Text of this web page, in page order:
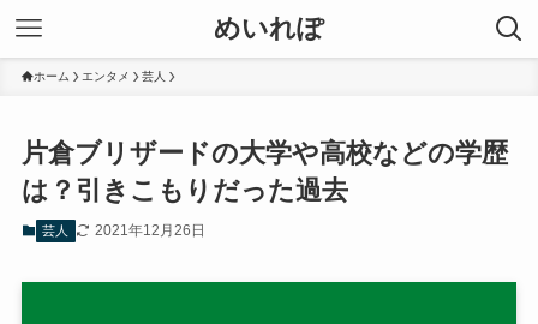
めいれぽ
ホーム エンタメ 芸人
片倉ブリザードの大学や高校などの学歴
は？引きこもりだった過去
芸人 2021年12月26日